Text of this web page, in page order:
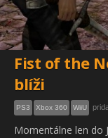
Fist of the
blíži
PS3 Xbox 360 WiiU
Momentálne len do